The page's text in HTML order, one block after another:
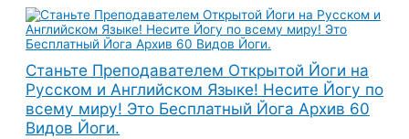
Перейти
содержимому
Станьте Преподавателем Открытой Йоги на
Русском и Английском Языке! Несите Йогу по
всему миру! Это Бесплатный Йога Архив 60
Видов Йоги.